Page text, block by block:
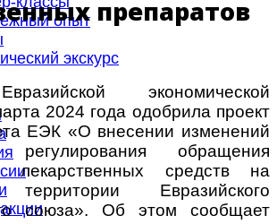
опыт
экскурс
препаратов
экономической
2024 года одобрила проект
ЕЭК «О внесении изменений
обращения
лекарственных средств на
территории Евразийского
союза». Об этом сообщает